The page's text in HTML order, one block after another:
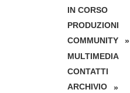
IN CORSO
PRODUZIONI
COMMUNITY
»
MULTIMEDIA
CONTATTI
ARCHIVIO
»